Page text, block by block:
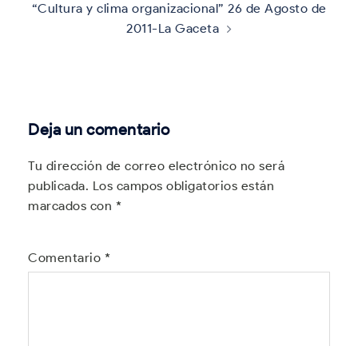
“Cultura y clima organizacional” 26 de Agosto de
2011-La Gaceta
Deja un comentario
Tu dirección de correo electrónico no será
publicada. Los campos obligatorios están
marcados con *
Comentario *